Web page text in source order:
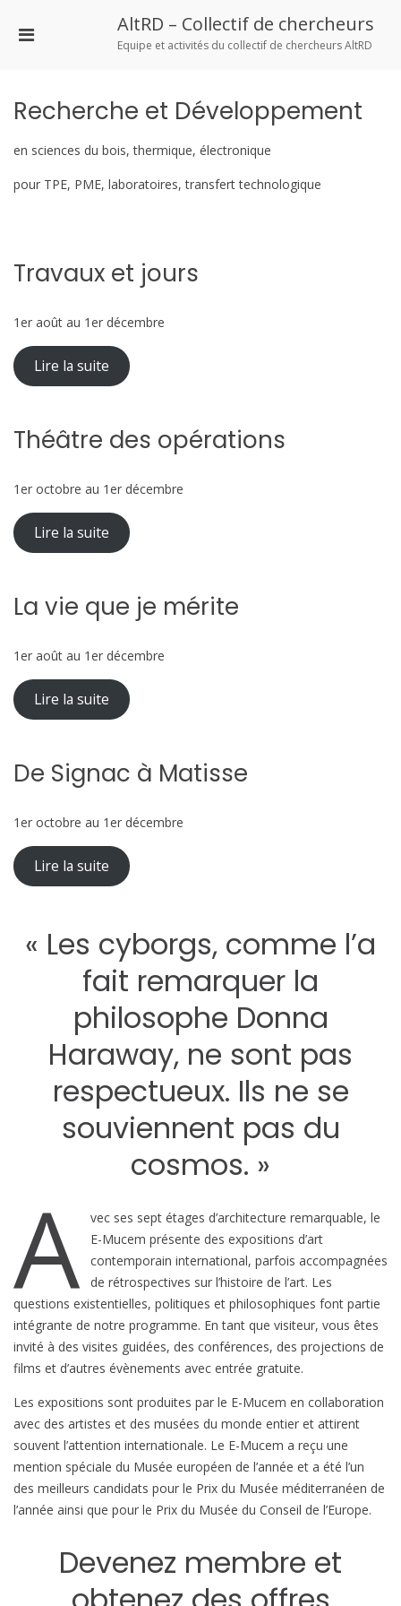
content
AltRD – Collectif de chercheurs
Equipe et activités du collectif de chercheurs AltRD
Primary
Recherche et Développement
en sciences du bois, thermique, électronique
pour TPE, PME, laboratoires, transfert technologique
Travaux et jours
1er août au 1er décembre
Lire la suite
Théâtre des opérations
1er octobre au 1er décembre
Lire la suite
La vie que je mérite
1er août au 1er décembre
Lire la suite
De Signac à Matisse
1er octobre au 1er décembre
Lire la suite
« Les cyborgs, comme l’a
fait remarquer la
philosophe Donna
Haraway, ne sont pas
respectueux. Ils ne se
souviennent pas du
cosmos. »
A
vec ses sept étages d’architecture remarquable, le
E-Mucem présente des expositions d’art
contemporain international, parfois accompagnées
de rétrospectives sur l’histoire de l’art. Les
questions existentielles, politiques et philosophiques font partie
intégrante de notre programme. En tant que visiteur, vous êtes
invité à des visites guidées, des conférences, des projections de
films et d’autres évènements avec entrée gratuite.
Les expositions sont produites par le E-Mucem en collaboration
avec des artistes et des musées du monde entier et attirent
souvent l’attention internationale. Le E-Mucem a reçu une
mention spéciale du Musée européen de l’année et a été l’un
des meilleurs candidats pour le Prix du Musée méditerranéen de
l’année ainsi que pour le Prix du Musée du Conseil de l’Europe.
Devenez membre et